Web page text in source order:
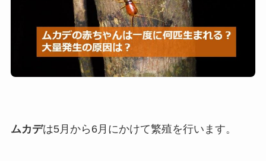
ムカデは5月から6月にかけて繁殖を行います。